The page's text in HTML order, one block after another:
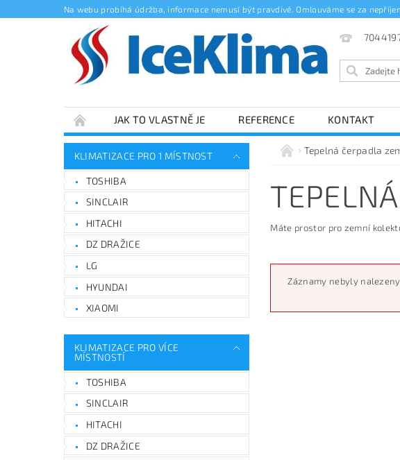
Na webu probíhá údržba, informace nemusí být pravdivé. Omlouváme se za
JAK TO VLASTNĚ JE REFERENCE KONTAKT
KLIMATIZACE PRO 1 MÍSTNOST
TOSHIBA
SINCLAIR
HITACHI
DZ DRAŽICE
LG
HYUNDAI
XIAOMI
KLIMATIZACE PRO VÍCE
MÍSTNOSTÍ
TOSHIBA
SINCLAIR
HITACHI
DZ DRAŽICE
Tepelná čerpadla
Máte prostor pro zemní
Záznamy nebyly